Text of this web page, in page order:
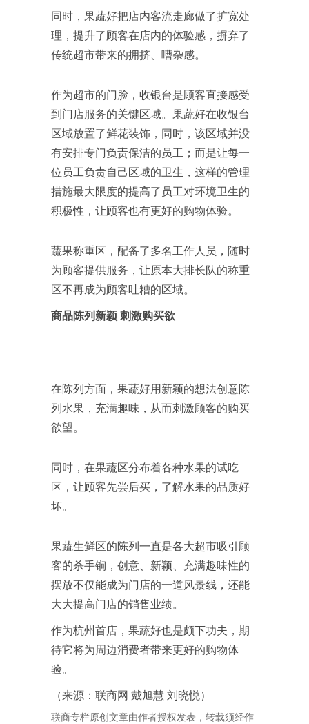
同时，果蔬好把店内客流走廊做了扩宽处
理，提升了顾客在店内的体验感，摒弃了
传统超市带来的拥挤、嘈杂感。
作为超市的门脸，收银台是顾客直接感受
到门店服务的关键区域。果蔬好在收银台
区域放置了鲜花装饰，同时，该区域并没
有安排专门负责保洁的员工；而是让每一
位员工负责自己区域的卫生，这样的管理
措施最大限度的提高了员工对环境卫生的
积极性，让顾客也有更好的购物体验。
蔬果称重区，配备了多名工作人员，随时
为顾客提供服务，让原本大排长队的称重
区不再成为顾客吐糟的区域。
商品陈列新颖 刺激购买欲
在陈列方面，果蔬好用新颖的想法创意陈
列水果，充满趣味，从而刺激顾客的购买
欲望。
同时，在果蔬区分布着各种水果的试吃
区，让顾客先尝后买，了解水果的品质好
坏。
果蔬生鲜区的陈列一直是各大超市吸引顾
客的杀手锏，创意、新颖、充满趣味性的
摆放不仅能成为门店的一道风景线，还能
大大提高门店的销售业绩。
作为杭州首店，果蔬好也是颇下功夫，期
待它将为周边消费者带来更好的购物体
验。
（来源：联商网 戴旭慧 刘晓悦）
联商专栏原创文章由作者授权发表，转载须经作